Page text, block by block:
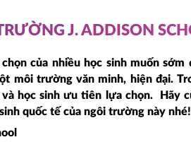
J. ADDISON
của nhiều học sinh muốn
môi trường văn minh, hiện đại.
học sinh ưu tiên lựa chọn. Hãy
quốc tế của ngôi trường này nhé!